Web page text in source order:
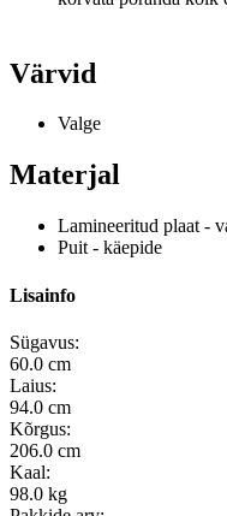
Värvid
Valge
Materjal
Lamineeritud plaat -
Puit - käepide
Lisainfo
Sügavus:
60.0 cm
Laius:
94.0 cm
Kõrgus:
206.0 cm
Kaal:
98.0 kg